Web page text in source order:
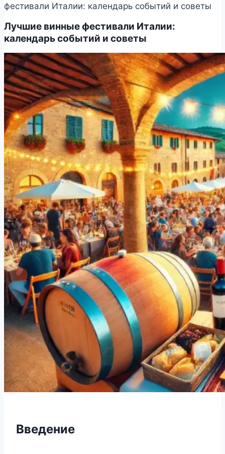
фестивали Италии: календарь событий и советы
Лучшие винные фестивали Италии:
календарь событий и советы
Введение